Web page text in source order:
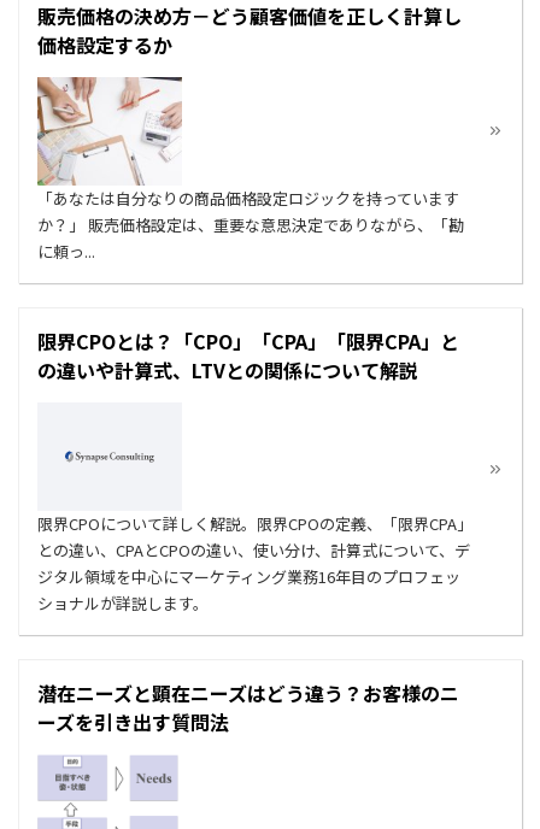
販売価格の決め方－どう顧客価値を正しく計算し
価格設定するか
「あなたは自分なりの商品価格設定ロジックを持っています
か？」 販売価格設定は、重要な意思決定でありながら、「勘
に頼っ...
限界CPOとは？「CPO」「CPA」「限界CPA」と
の違いや計算式、LTVとの関係について解説
限界CPOについて詳しく解説。限界CPOの定義、「限界CPA」
との違い、CPAとCPOの違い、使い分け、計算式について、デ
ジタル領域を中心にマーケティング業務16年目のプロフェッ
ショナルが詳説します。
潜在ニーズと顕在ニーズはどう違う？お客様のニ
ーズを引き出す質問法